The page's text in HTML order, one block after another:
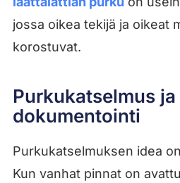
jossa oikea tekijä ja oikeat
korostuvat.
Purkukatselmus ja
dokumentointi
Purkukatselmuksen idea
Kun vanhat pinnat on